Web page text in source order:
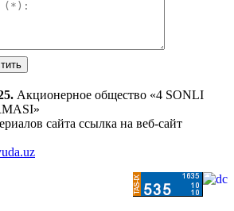
Акционерное общество «4 SONLI
сайта ссылка на веб-сайт